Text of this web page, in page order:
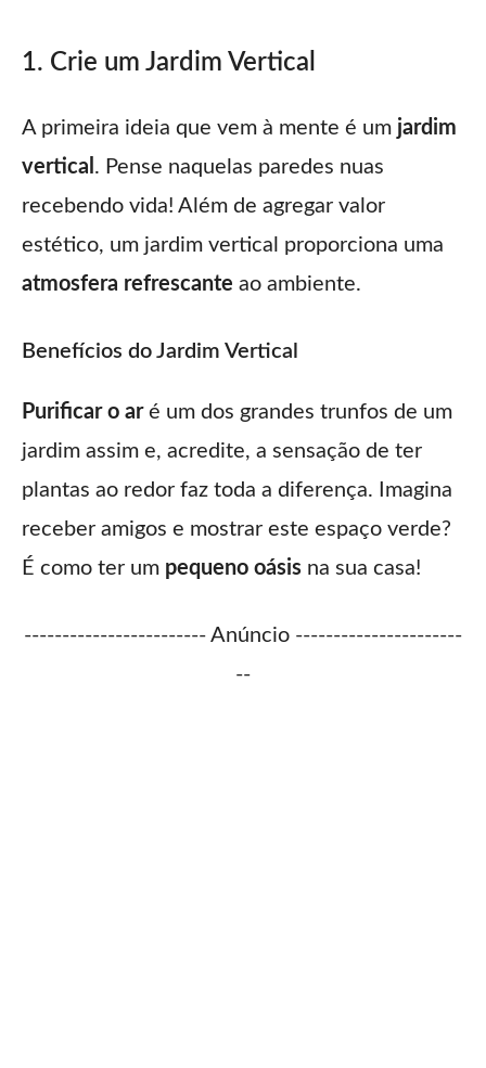
1. Crie um Jardim Vertical
A primeira ideia que vem à mente é um jardim
vertical . Pense naquelas paredes nuas
recebendo vida! Além de agregar valor
estético, um jardim vertical proporciona uma
atmosfera refrescante ao ambiente.
Benefícios do Jardim Vertical
Purificar o aré um dos grandes trunfos de um
jardim assim e, acredite, a sensação de ter
plantas ao redor faz toda a diferença. Imagina
receber amigos e mostrar este espaço verde?
É como ter um pequeno oásis na sua casa!
------------------------ Anúncio ----------------------
--